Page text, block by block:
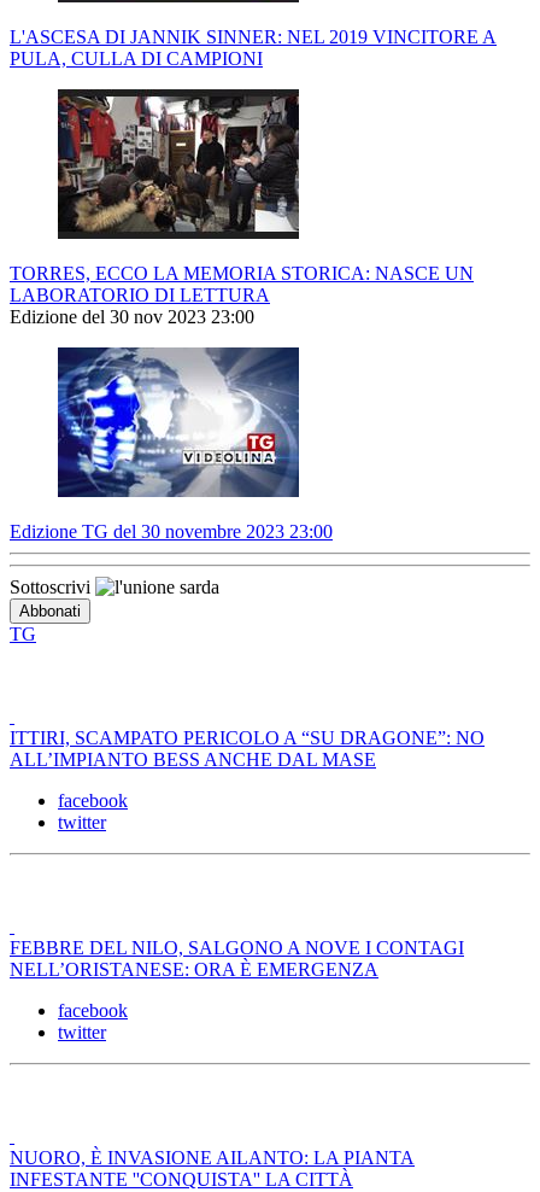
L'ASCESA DI JANNIK SINNER: NEL 2019 VINCITORE A
PULA, CULLA DI CAMPIONI
TORRES, ECCO LA MEMORIA STORICA: NASCE UN
LABORATORIO DI LETTURA
Edizione del 30 nov 2023 23:00
Edizione TG del 30 novembre 2023 23:00
Sottoscrivi
TG
ITTIRI, SCAMPATO PERICOLO A “SU DRAGONE”: NO
ALL’IMPIANTO BESS ANCHE DAL MASE
facebook
twitter
FEBBRE DEL NILO, SALGONO A NOVE I CONTAGI
NELL’ORISTANESE: ORA È EMERGENZA
facebook
twitter
NUORO, È INVASIONE AILANTO: LA PIANTA
INFESTANTE ''CONQUISTA'' LA CITTÀ